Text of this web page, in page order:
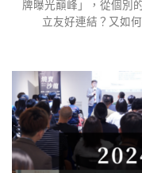
牌曝光巔峰」，從個別
立友好連結？又如